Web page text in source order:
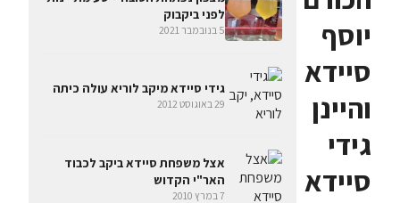
יוסף
סיידא
והיינן
גידי
סיידא
לפני ביקבוק
5 בנובמבר 2021
גידי סיידא מיקב לוריא עולה כיתה
29 באוגוסט 2012
אצל משפחת סיידא ביקב לכבוד
האר"י הקדוש
7 במרץ 2010